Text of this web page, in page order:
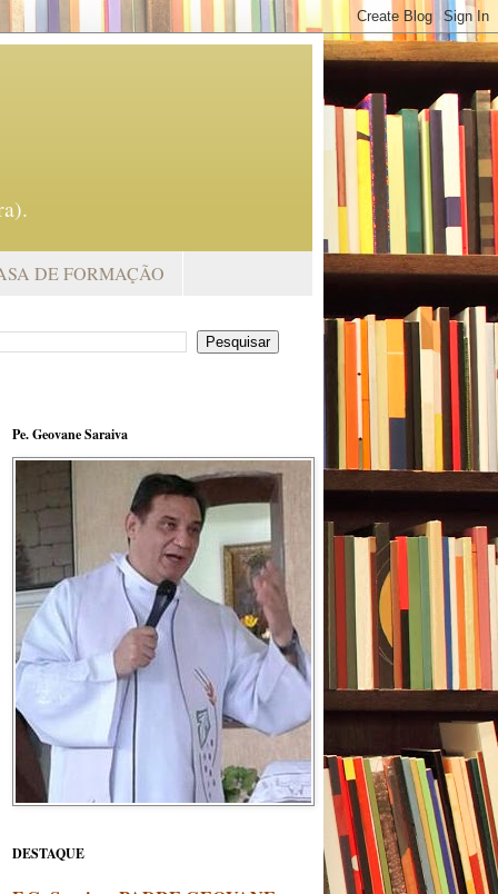
DE FORMAÇÃO
Pe. Geovane Saraiva
DESTAQUE